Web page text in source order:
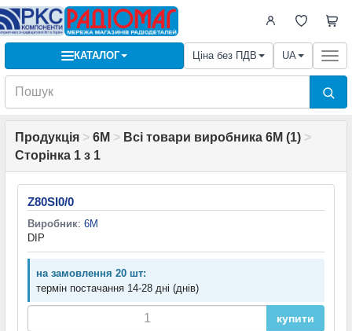
КАТАЛОГ Ціна без ПДВ UA
Продукція > 6M > Всі товари виробника 6M (1) >
Сторінка 1 з 1
Z80SI0/0
Виробник: 6M
DIP
на замовлення 20 шт:
термін постачання 14-28 дні (днів)
купити